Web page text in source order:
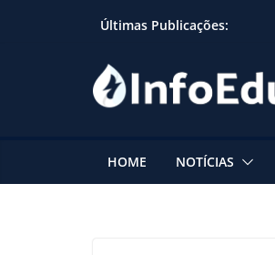
Últimas Publicações:
HOME NOTÍCIAS